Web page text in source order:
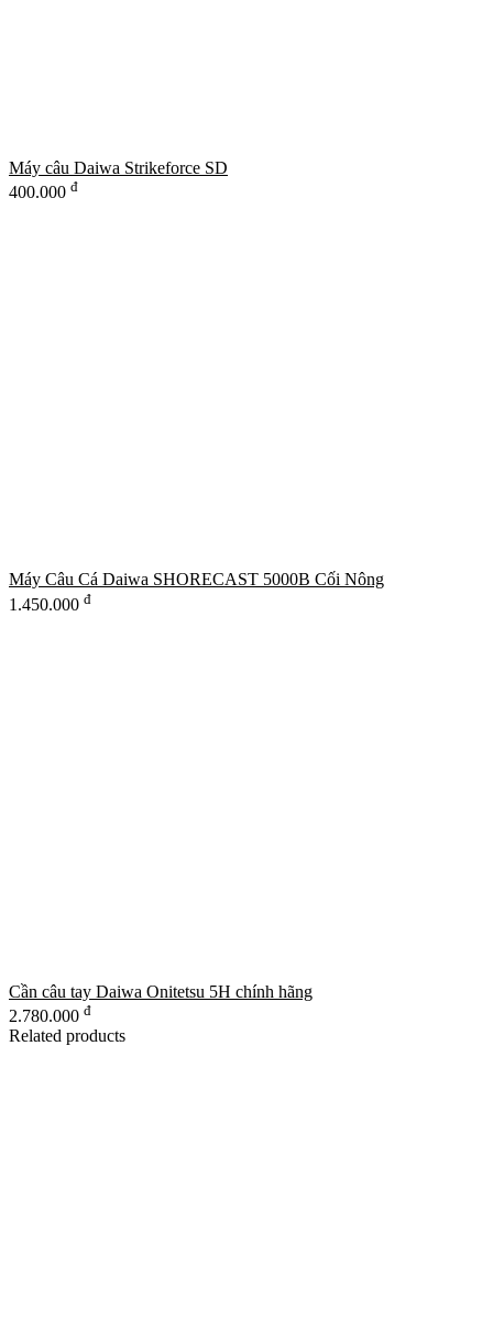
Máy câu Daiwa Strikeforce SD
400.000 đ
Máy Câu Cá Daiwa SHORECAST 5000B Cối Nông
1.450.000 đ
Cần câu tay Daiwa Onitetsu 5H chính hãng
2.780.000 đ
Related products